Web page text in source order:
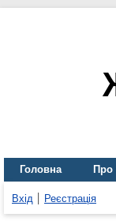
Головна Про
Вхід Реєстрація